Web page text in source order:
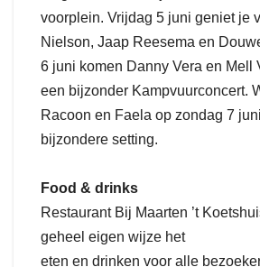
voorplein. Vrijdag 5 juni geniet je
Nielson, Jaap Reesema en
6 juni komen Danny Vera en Mell
een bijzonder Kampvuurconcert.
Racoon en Faela op zondag 7
bijzondere setting.
Food & drinks
Restaurant Bij Maarten ’t
geheel eigen wijze het
eten en drinken voor alle